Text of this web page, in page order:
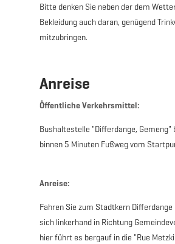
Bitte denken Sie neben der dem
Bekleidung auch daran, genügend
mitzubringen.
Anreise
Öffentliche Verkehrsmittel:
Bushaltestelle "Differdange, Gemeng"
binnen 5 Minuten Fußweg vom
Anreise:
Fahren Sie zum Stadtkern Differdange
sich linkerhand in Richtung
hier führt es bergauf in die "Rue